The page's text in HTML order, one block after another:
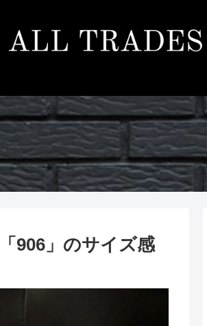
906」のサイズ感